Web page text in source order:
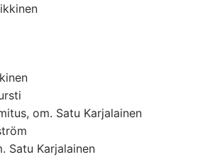
om. Satu Karjalainen
Satu Karjalainen